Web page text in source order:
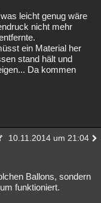
leicht genug wäre
nicht mehr
ein Material her
stand hält und
Da kommen
10.11.2014 um 21:04
Ballons, sondern
funktioniert.